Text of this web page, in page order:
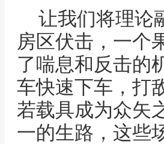
让我们将理论
房区伏击，一个
了喘息和反击的
车快速下车，打
若载具成为众矢
一的生路，这些